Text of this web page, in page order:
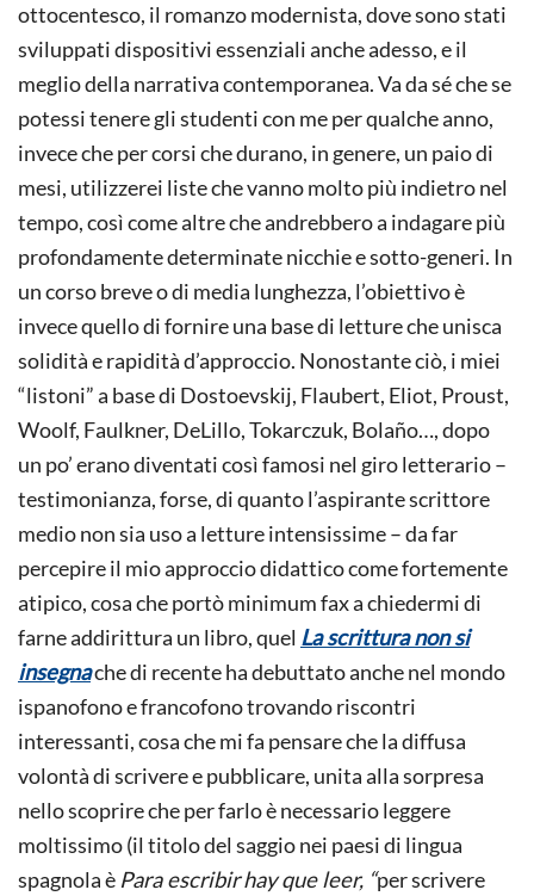
ottocentesco, il romanzo modernista, dove sono stati
sviluppati dispositivi essenziali anche adesso, e il
meglio della narrativa contemporanea. Va da sé che se
potessi tenere gli studenti con me per qualche anno,
invece che per corsi che durano, in genere, un paio di
mesi, utilizzerei liste che vanno molto più indietro nel
tempo, così come altre che andrebbero a indagare più
profondamente determinate nicchie e sotto-generi. In
un corso breve o di media lunghezza, l’obiettivo è
invece quello di fornire una base di letture che unisca
solidità e rapidità d’approccio. Nonostante ciò, i miei
“listoni” a base di Dostoevskij, Flaubert, Eliot, Proust,
Woolf, Faulkner, DeLillo, Tokarczuk, Bolaño…, dopo
un po’ erano diventati così famosi nel giro letterario –
testimonianza, forse, di quanto l’aspirante scrittore
medio non sia uso a letture intensissime – da far
percepire il mio approccio didattico come fortemente
atipico, cosa che portò minimum fax a chiedermi di
farne addirittura un libro, quel La scrittura non si
insegnache di recente ha debuttato anche nel mondo
ispanofono e francofono trovando riscontri
interessanti, cosa che mi fa pensare che la diffusa
volontà di scrivere e pubblicare, unita alla sorpresa
nello scoprire che per farlo è necessario leggere
moltissimo (il titolo del saggio nei paesi di lingua
spagnola è Para escribirhay que leer, “per scrivere